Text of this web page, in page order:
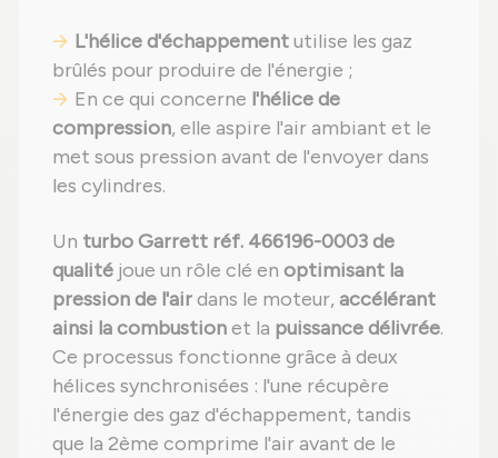
L'hélice d'échappementutilise les gaz
brûlés pour produire de l'énergie ;
En ce qui concerne l'hélice de
compression, elle aspire l'air ambiant et le
met sous pression avant de l'envoyer dans
les cylindres.
Un turbo Garrett réf. 466196-0003 de
qualité joue un rôle clé en optimisant la
pression de l'airdans le moteur, accélérant
ainsi la combustionet la puissance délivrée.
Ce processus fonctionne grâce à deux
hélices synchronisées : l'une récupère
l'énergie des gaz d'échappement, tandis
que la 2ème comprime l'air avant de le